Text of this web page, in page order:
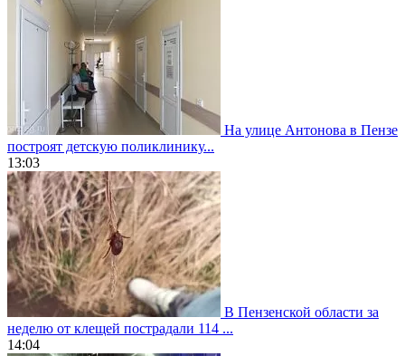
На улице Антонова в Пензе
построят детскую поликлинику...
13:03
В Пензенской области за
неделю от клещей пострадали 114 ...
14:04